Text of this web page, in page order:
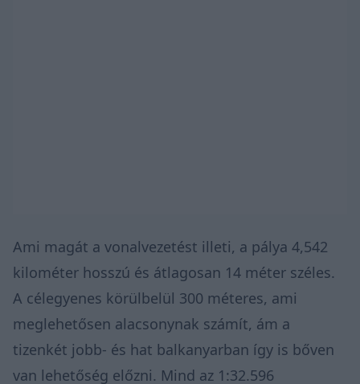
Ami magát a vonalvezetést illeti, a pálya 4,542
kilométer hosszú és átlagosan 14 méter széles.
A célegyenes körülbelül 300 méteres, ami
meglehetősen alacsonynak számít, ám a
tizenkét jobb- és hat balkanyarban így is bőven
van lehetőség előzni. Mind az 1:32.596